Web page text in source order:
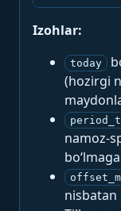
Izohlar:
today
(hozirgi
namoz-
nisbatan